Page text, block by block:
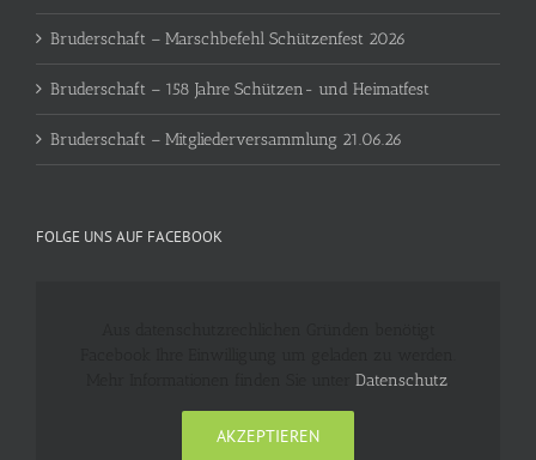
Bruderschaft – Marschbefehl Schützenfest 2026
Bruderschaft – 158 Jahre Schützen- und Heimatfest
Bruderschaft – Mitgliederversammlung 21.06.26
FOLGE UNS AUF FACEBOOK
Datenschutz
AKZEPTIEREN